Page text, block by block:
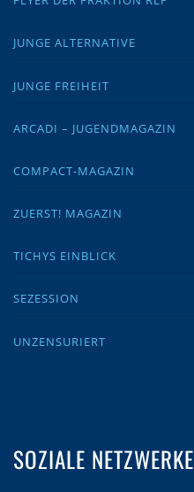
JUNGE ALTERNATIVE
JUNGE FREIHEIT
ARCADI – JUGENDMAGAZIN
COMPACT-MAGAZIN
ZUERST! MAGAZIN
TICHYS EINBLICK
SEZESSION
UNZENSURIERT
SOZIALE NETZWERKE